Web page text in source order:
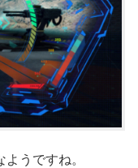
うですね。